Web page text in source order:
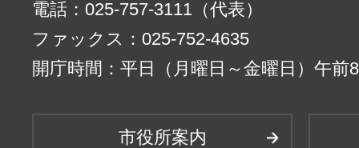
電話：025-757-3111（代表）
ファックス：025-752-4635
開庁時間：平日（月曜日～金曜日）午前
市役所案内